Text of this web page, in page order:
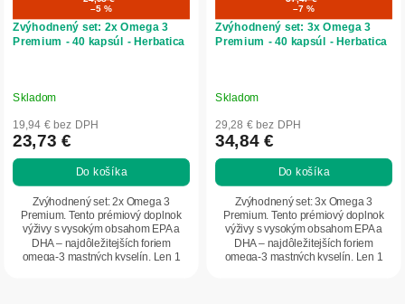
–5 %
Zvýhodnený set: 2x Omega 3
Premium - 40 kapsúl - Herbatica
Skladom
19,94 € bez DPH
23,73 €
Do košíka
Zvýhodnený set: 2x Omega 3
Premium. Tento prémiový doplnok
výživy s vysokým obsahom EPA a
DHA – najdôležitejších foriem
omega-3 mastných kyselín. Len 1
–7 %
Zvýhodnený set: 3x Omega 3
Premium - 40 kapsúl - Herbatica
Skladom
29,28 € bez DPH
34,84 €
Do košíka
Zvýhodnený set: 3x Omega 3
Premium. Tento prémiový doplnok
výživy s vysokým obsahom EPA a
DHA – najdôležitejších foriem
omega-3 mastných kyselín. Len 1